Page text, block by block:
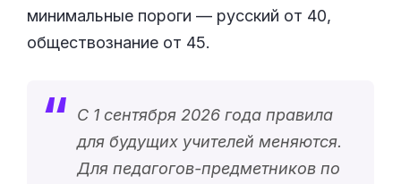
минимальные пороги — русский от 40,
обществознание от 45.
С 1 сентября 2026 года правила
для будущих учителей меняются.
Для педагогов-предметников по